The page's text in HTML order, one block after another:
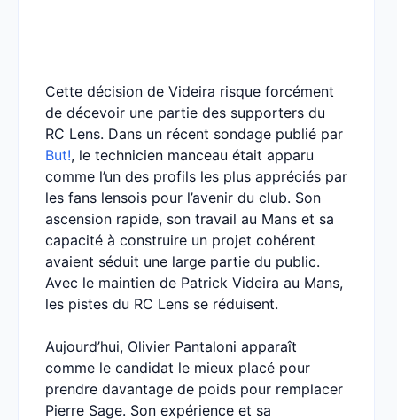
Cette décision de Videira risque forcément
de décevoir une partie des supporters du
RC Lens. Dans un récent sondage publié par
But!, le technicien manceau était apparu
comme l’un des profils les plus appréciés par
les fans lensois pour l’avenir du club. Son
ascension rapide, son travail au Mans et sa
capacité à construire un projet cohérent
avaient séduit une large partie du public.
Avec le maintien de Patrick Videira au Mans,
les pistes du RC Lens se réduisent.
Aujourd’hui, Olivier Pantaloni apparaît
comme le candidat le mieux placé pour
prendre davantage de poids pour remplacer
Pierre Sage. Son expérience et sa